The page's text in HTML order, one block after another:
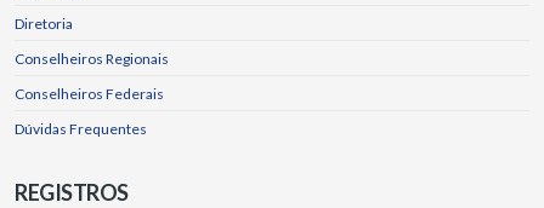
Diretoria
Conselheiros Regionais
Conselheiros Federais
Dúvidas Frequentes
REGISTROS